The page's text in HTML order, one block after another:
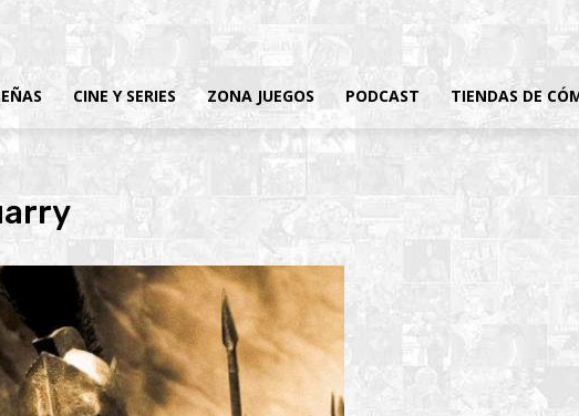
CINE Y SERIES ZONA JUEGOS PODCAST TIENDAS DE